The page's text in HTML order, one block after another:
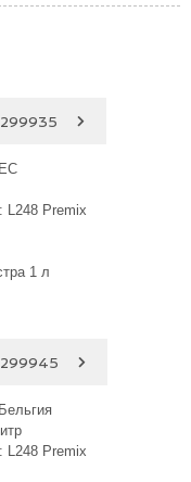
L248 Premix
1 л
L248 Premix